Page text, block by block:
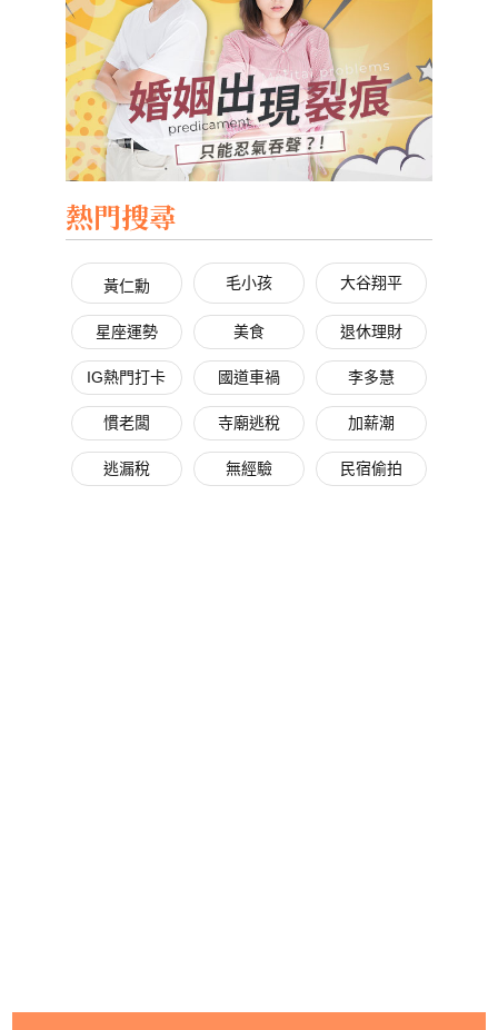
熱門搜尋
黃仁勳 毛小孩 大谷翔平
星座運勢 美食 退休理財
IG熱門打卡 國道車禍 李多慧
慣老闆 寺廟逃稅 加薪潮
逃漏稅 無經驗 民宿偷拍